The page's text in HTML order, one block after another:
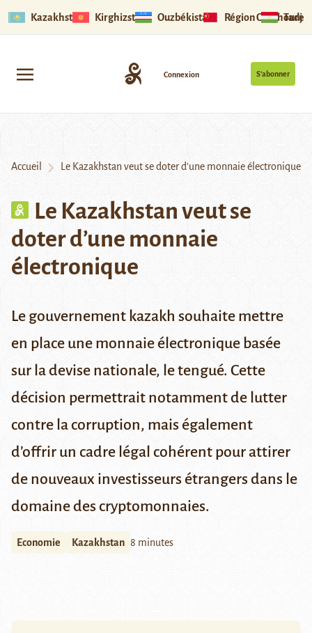
Kazakhstan Kirghizstan Ouzbékistan Région Ouïghoure
S’abonner
Connexion
Accueil Le Kazakhstan veut se doter d’une monnaie électronique
Le Kazakhstan veut se
doter d’une monnaie
électronique
Le gouvernement kazakh souhaite mettre
en place une monnaie électronique basée
sur la devise nationale, le tengué. Cette
décision permettrait notamment de lutter
contre la corruption, mais également
d’offrir un cadre légal cohérent pour attirer
de nouveaux investisseurs étrangers dans le
domaine des cryptomonnaies.
Economie Kazakhstan 8 minutes